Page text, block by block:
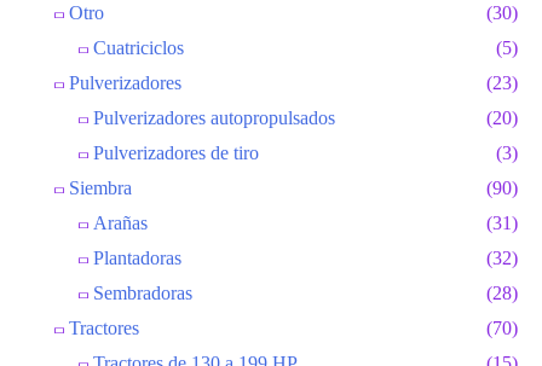
Otro
(30)
Cuatriciclos
(5)
Pulverizadores
(23)
Pulverizadores autopropulsados
(20)
Pulverizadores de tiro
(3)
Siembra
(90)
Arañas
(31)
Plantadoras
(32)
Sembradoras
(28)
Tractores
(70)